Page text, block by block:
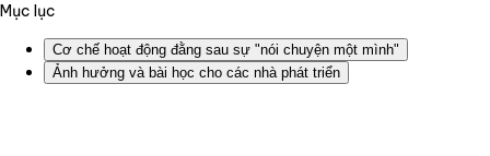
Mục lục
Cơ chế hoạt động đằng sau sự "nói chuyện một mình"
Ảnh hưởng và bài học cho các nhà phát triển